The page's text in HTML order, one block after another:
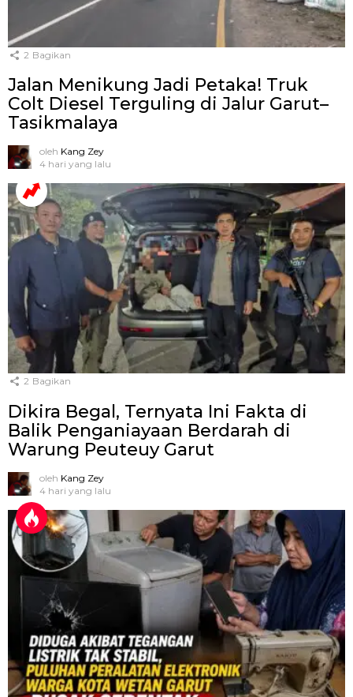
2 Bagikan
Jalan Menikung Jadi Petaka! Truk
Colt Diesel Terguling di Jalur Garut–
Tasikmalaya
oleh Kang Zey
4 hari yang lalu
2 Bagikan
Dikira Begal, Ternyata Ini Fakta di
Balik Penganiayaan Berdarah di
Warung Peuteuy Garut
oleh Kang Zey
4 hari yang lalu